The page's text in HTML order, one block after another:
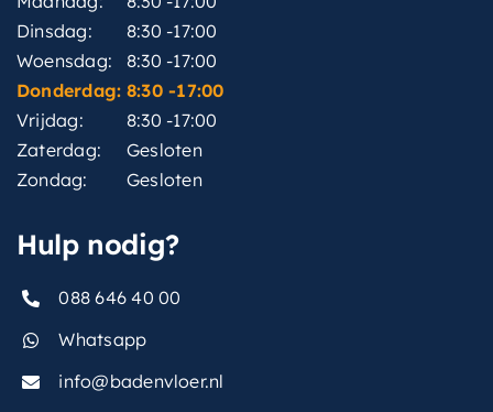
Dinsdag:
8:30 -17:00
Woensdag:
8:30 -17:00
Donderdag: 8:30 -17:00
Vrijdag:
8:30 -17:00
Zaterdag:
Gesloten
Zondag:
Gesloten
Hulp nodig?
088 646 40 00
Whatsapp
info@badenvloer.nl